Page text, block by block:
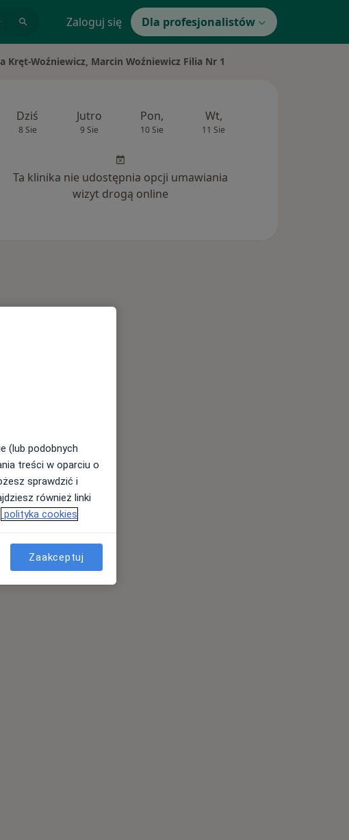
Zaloguj się Dla profesjonalistów
Kręt-Woźniewicz, Marcin Woźniewicz Filia Nr 1
Dziś
8 Sie
Jutro
9 Sie
Pon,
10 Sie
Wt,
11 Sie
Ta klinika nie udostępnia opcji umawiania
wizyt drogą online
(lub podobnych
treści w oparciu o
sprawdzić i
również linki
polityka cookies
Zaakceptuj